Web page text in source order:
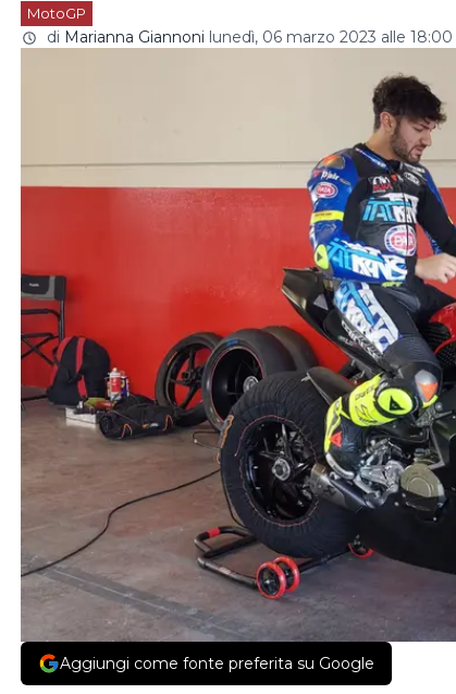
MotoGP
di Marianna Giannoni lunedì, 06 marzo 2023 alle 18:00
Aggiungi come fonte preferita su Google